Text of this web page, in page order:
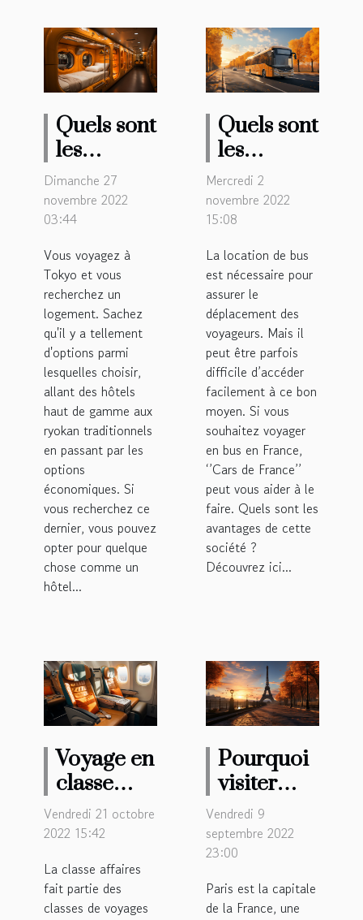
Quels sont
les
meilleurs
hôtels
capsules à
Tokyo ?
Dimanche 27
novembre 2022
03:44
Vous voyagez à
Tokyo et vous
recherchez un
logement. Sachez
qu'il y a tellement
d'options parmi
lesquelles choisir,
allant des hôtels
haut de gamme aux
ryokan traditionnels
en passant par les
options
économiques. Si
vous recherchez ce
dernier, vous pouvez
opter pour quelque
chose comme un
hôtel...
Quels sont
les
avantages
de passer
par ‘’Cars
de
France’’
pour la
location
de bus ?
Mercredi 2
novembre 2022
15:08
La location de bus
est nécessaire pour
assurer le
déplacement des
voyageurs. Mais il
peut être parfois
difficile d’accéder
facilement à ce bon
moyen. Si vous
souhaitez voyager
en bus en France,
‘’Cars de France’’
peut vous aider à le
faire. Quels sont les
avantages de cette
société ?
Découvrez ici...
Voyage en
classe
affaire :
Les
avantages
Vendredi 21 octobre
2022 15:42
La classe affaires
fait partie des
classes de voyages
Pourquoi
visiter
Paris ?
Vendredi 9
septembre 2022
23:00
Paris est la capitale
de la France, une